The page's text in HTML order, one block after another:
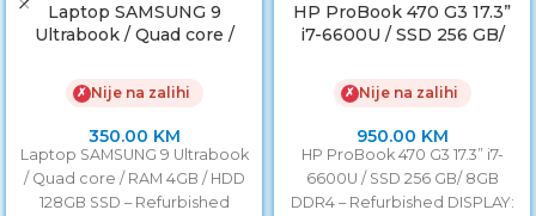
Laptop SAMSUNG 9
Ultrabook / Quad core /
✗ Nije na zalihi
350.00 KM
Laptop SAMSUNG 9 Ultrabook
/ Quad core / RAM 4GB / HDD
128GB SSD – Refurbished
HP ProBook 470 G3 17.3”
i7-6600U / SSD 256 GB/
✗ Nije na zalihi
950.00 KM
HP ProBook 470 G3 17.3” i7-
6600U / SSD 256 GB/ 8GB
DDR4 – Refurbished DISPLAY: